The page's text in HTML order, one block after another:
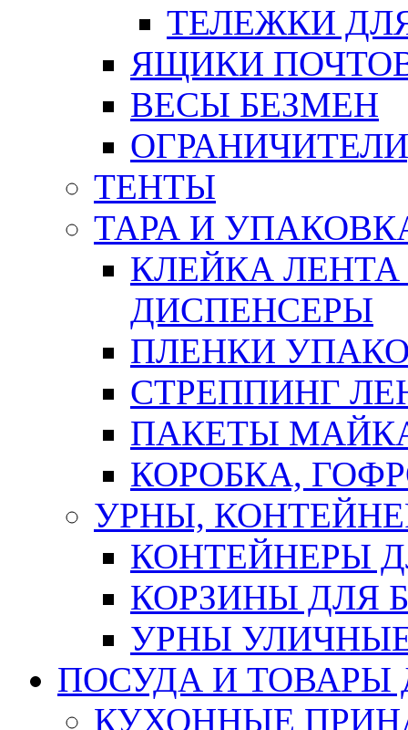
ТЕЛЕЖКИ
ЯЩИКИ
ВЕСЫ БЕЗМЕН
ТЕНТЫ
ТАРА И
КЛЕЙКА
ДИСПЕНСЕРЫ
ПЛЕНКИ
СТРЕППИНГ
ПАКЕТЫ
КОРОБКА,
УРНЫ,
КОНТЕЙНЕРЫ
КОРЗИНЫ ДЛЯ
УРНЫ
ПОСУДА И ТОВАРЫ
КУХОННЫЕ